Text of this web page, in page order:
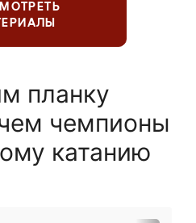
планку
чемпионы
катанию